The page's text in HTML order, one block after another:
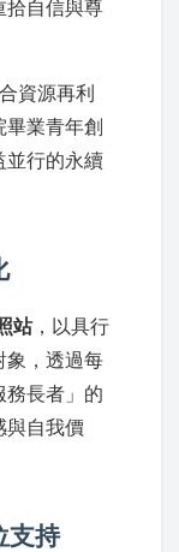
拾自信與尊
資源再利
畢業青年創
並行的永續
站，以具行
象，透過每
務長者」的
與自我價
支持